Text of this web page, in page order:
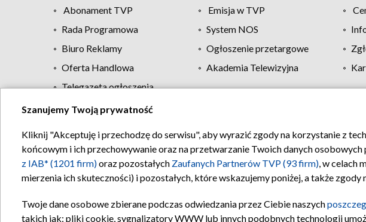
Abonament TVP Emisja w TVP
Rada Programowa
System NOS
Biuro Reklamy
Ogłoszenie przetargowe
Oferta Handlowa
Akademia Telewizyjna
Telegazeta ogłoszenia
Regulamin TVP Polityka prywatności
Szanujemy Twoją prywatność
Kliknij "Akceptuję i przechodzę do serwisu", aby wyrazić zgody na korzystanie z
końcowym i ich przechowywanie oraz na przetwarzanie Twoich danych
z IAB* (1201 firm)oraz pozostałych Zaufanych Partnerów TVP (93 firm), w celach
mierzenia ich skuteczności) i pozostałych, które wskazujemy poniżej, a także
Twoje dane osobowe zbierane podczas odwiedzania przez Ciebie naszych
takich jak: pliki cookie, sygnalizatory WWW lub innych podobnych technologii